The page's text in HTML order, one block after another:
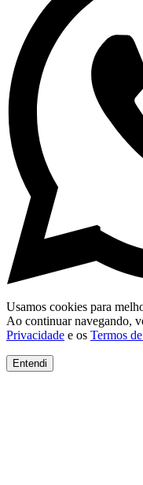
Usamos cookies para
Ao continuar navegando,
Privacidade e os Termos
Entendi